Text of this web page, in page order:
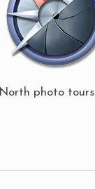
North photo tours